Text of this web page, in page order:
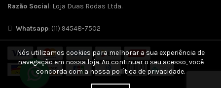
Razão Social: Loja Duas Rodas Ltda.
Whatsapp: (11) 94548-7502
Nós utilizamos cookies para melhorar a sua experiência de
navegação em nossa loja. Ao continuar o seu acesso, você
concorda com a nossa política de privacidade.